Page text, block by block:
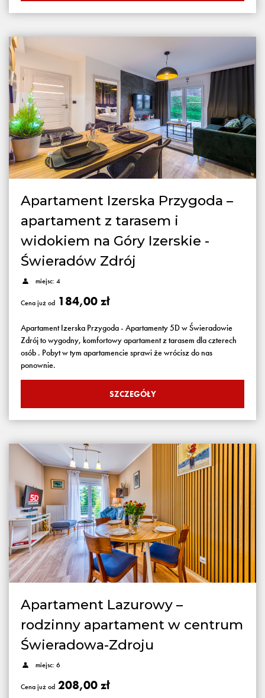
Apartament Izerska Przygoda –
apartament z tarasem i
widokiem na Góry Izerskie -
Świeradów Zdrój
miejsc: 4
Cena już od 184,00 zł
Apartament Izerska Przygoda - Apartamenty 5D w Świeradowie
Zdrój to wygodny, komfortowy apartament z tarasem dla czterech
osób . Pobyt w tym apartamencie sprawi że wrócisz do nas
ponownie.
SZCZEGÓŁY
Apartament Lazurowy –
rodzinny apartament w centrum
Świeradowa-Zdroju
miejsc: 6
Cena już od 208,00 zł